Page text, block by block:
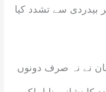
بیدردی سے تشدد کیا
نے نہ صرف دونوں